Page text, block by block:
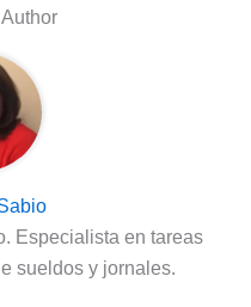
Especialista en tareas
sueldos y jornales.